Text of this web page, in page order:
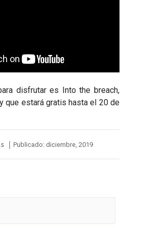
disfrutar es Into the breach,
que estará gratis hasta el 20 de
| Publicado: diciembre, 2019